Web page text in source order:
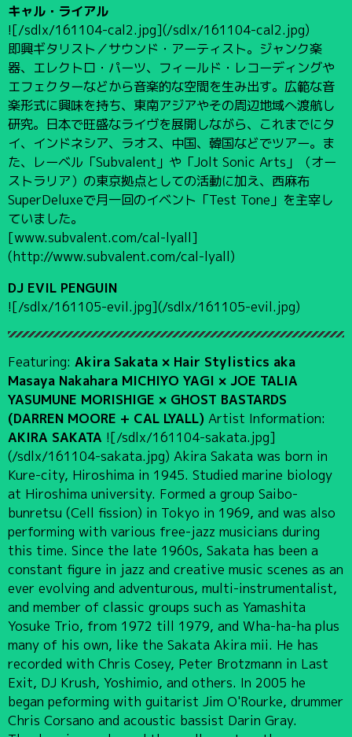
キャル・ライアル
![/sdlx/161104-cal2.jpg](/sdlx/161104-cal2.jpg)
即興ギタリスト／サウンド・アーティスト。ジャンク楽
器、エレクトロ・パーツ、フィールド・レコーディングや
エフェクターなどから音楽的な空間を生み出す。広範な音
楽形式に興味を持ち、東南アジアやその周辺地域へ渡航し
研究。日本で旺盛なライヴを展開しながら、これまでにタ
イ、インドネシア、ラオス、中国、韓国などでツアー。ま
た、レーベル「Subvalent」や「Jolt Sonic Arts」（オー
ストラリア）の東京拠点としての活動に加え、西麻布
SuperDeluxeで月一回のイベント「Test Tone」を主宰し
ていました。
[www.subvalent.com/cal-lyall]
(http://www.subvalent.com/cal-lyall)
DJ EVIL PENGUIN
![/sdlx/161105-evil.jpg](/sdlx/161105-evil.jpg)
Featuring: Akira Sakata × Hair Stylistics aka
Masaya Nakahara MICHIYO YAGI × JOE TALIA
YASUMUNE MORISHIGE × GHOST BASTARDS
(DARREN MOORE + CAL LYALL) Artist Information:
AKIRA SAKATA ![/sdlx/161104-sakata.jpg]
(/sdlx/161104-sakata.jpg) Akira Sakata was born in
Kure-city, Hiroshima in 1945. Studied marine biology
at Hiroshima university. Formed a group Saibo-
bunretsu (Cell fission) in Tokyo in 1969, and was also
performing with various free-jazz musicians during
this time. Since the late 1960s, Sakata has been a
constant figure in jazz and creative music scenes as an
ever evolving and adventurous, multi-instrumentalist,
and member of classic groups such as Yamashita
Yosuke Trio, from 1972 till 1979, and Wha-ha-ha plus
many of his own, like the Sakata Akira mii. He has
recorded with Chris Cosey, Peter Brotzmann in Last
Exit, DJ Krush, Yoshimio, and others. In 2005 he
began peforming with guitarist Jim O'Rourke, drummer
Chris Corsano and acoustic bassist Darin Gray.